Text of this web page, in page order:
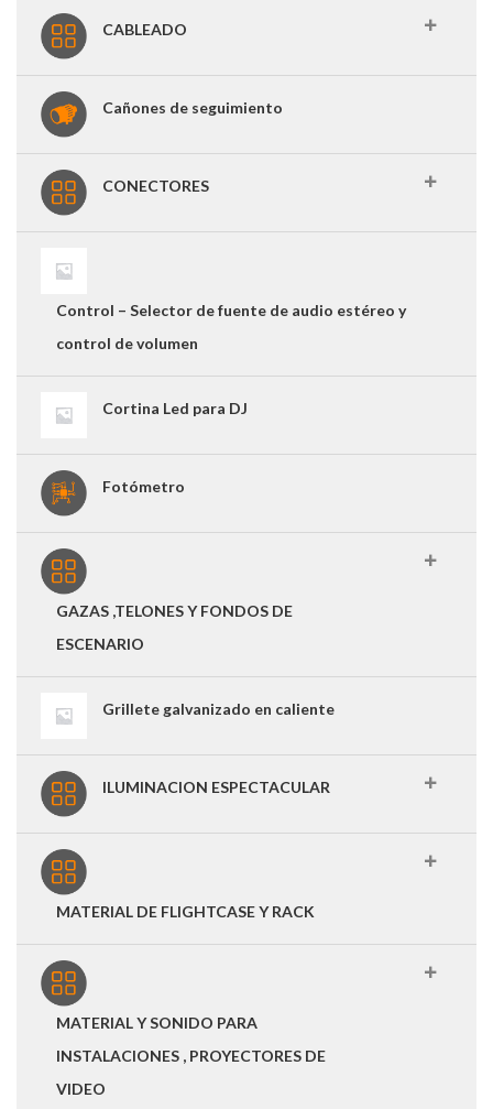
CABLEADO
Cañones de seguimiento
CONECTORES
Control – Selector de fuente de audio estéreo y
control de volumen
Cortina Led para DJ
Fotómetro
GAZAS ,TELONES Y FONDOS DE
ESCENARIO
Grillete galvanizado en caliente
ILUMINACION ESPECTACULAR
MATERIAL DE FLIGHTCASE Y RACK
MATERIAL Y SONIDO PARA
INSTALACIONES , PROYECTORES DE
VIDEO